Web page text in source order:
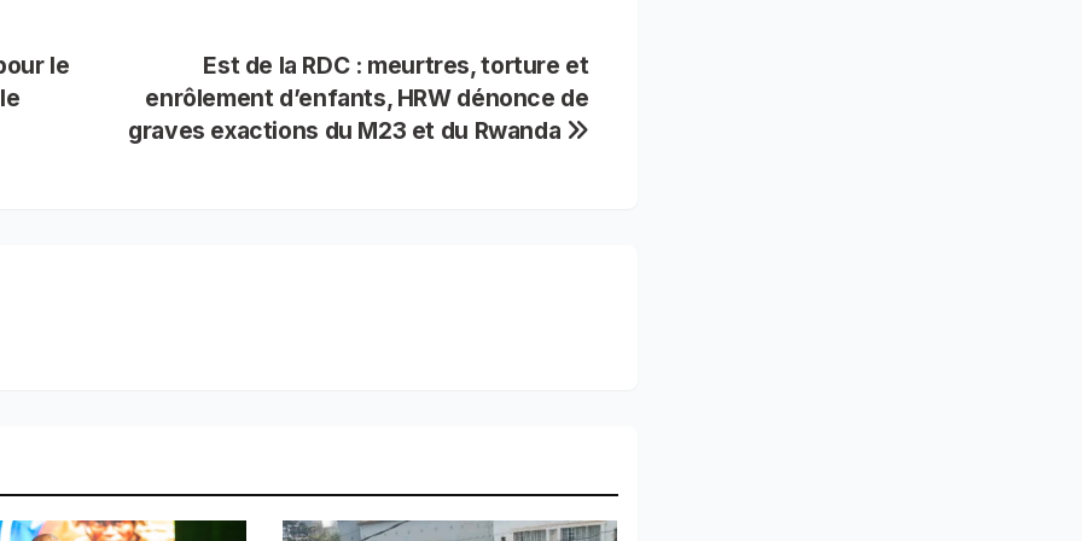
Est de la RDC : meurtres, torture et
enrôlement d’enfants, HRW dénonce de
graves exactions du M23 et du Rwanda
le